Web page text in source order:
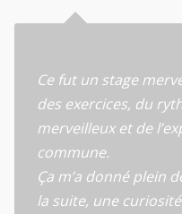
Ce fut un stage
des exercices, du
merveilleux et de
commune.
Ça m’a donné plein
la suite, une